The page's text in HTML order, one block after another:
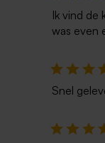
Ik vind de
was even
Snel